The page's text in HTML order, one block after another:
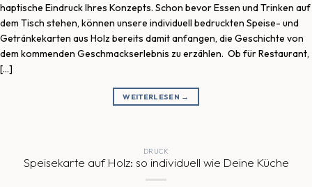
haptische Eindruck Ihres Konzepts. Schon bevor Essen und Trinken auf
dem Tisch stehen, können unsere individuell bedruckten Speise- und
Getränkekarten aus Holz bereits damit anfangen, die Geschichte von
dem kommenden Geschmackserlebnis zu erzählen. Ob für Restaurant,
[…]
WEITERLESEN →
DRUCK
Speisekarte auf Holz: so individuell wie Deine Küche